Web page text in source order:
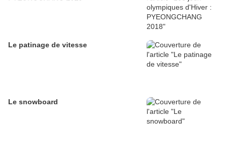
Le patinage de vitesse
Le snowboard